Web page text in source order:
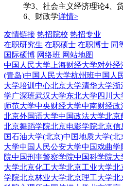
学3、社会主义经济理论4、
6、财政学详情>
友情链接 热招院校 热招专业
在职研究生 在职硕士 在职博士 同
国际硕博 网络班 网站地图
中国人民大学 上海财经大学对外经
(青岛)中国人民大学杭州班中国人
大学培训中心北京大学清华大学浙
学广深班武汉大学东北大学 四川大
师范大学中央财经大学中南财经政
北京外国语大学中国政法大学北京
北京舞蹈学院北京电影学院北京信
国石油大学(北京)中国地质大学(北
大学中国人民公安大学中国戏曲学
院中国刑事警察学院中国科学院大
大学北京化工大学北京工业大学北
学院北京林业大学北京理工大学北